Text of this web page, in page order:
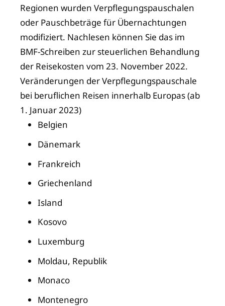
Regionen wurden Verpflegungspauschalen
oder Pauschbeträge für Übernachtungen
modifiziert. Nachlesen können Sie das im
BMF-Schreiben zur steuerlichen Behandlung
der Reisekosten vom 23. November 2022.
Veränderungen der Verpflegungspauschale
bei beruflichen Reisen innerhalb Europas (ab
1. Januar 2023)
Belgien
Dänemark
Frankreich
Griechenland
Island
Kosovo
Luxemburg
Moldau, Republik
Monaco
Montenegro